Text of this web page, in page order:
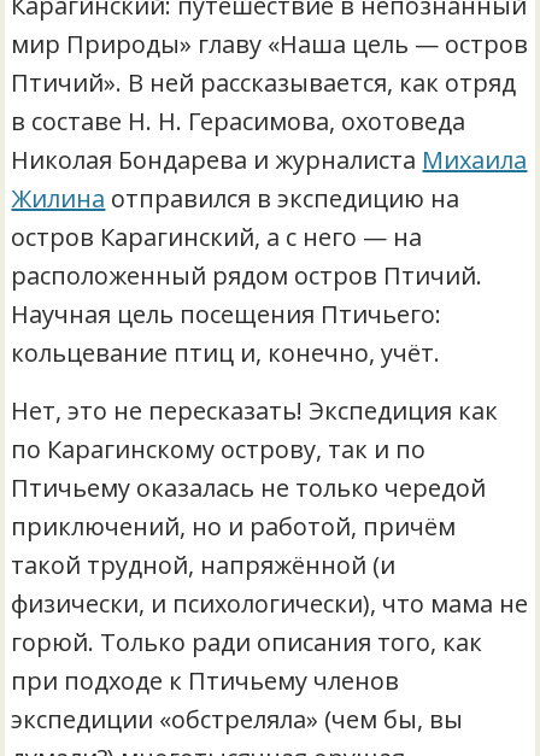
мир Природы» главу «Наша цель — остров
Птичий». В ней рассказывается, как отряд
в составе Н. Н. Герасимова, охотоведа
Николая Бондарева и журналиста Михаила
Жилина отправился в экспедицию на
остров Карагинский, а с него — на
расположенный рядом остров Птичий.
Научная цель посещения Птичьего:
кольцевание птиц и, конечно, учёт.
Нет, это не пересказать! Экспедиция как
по Карагинскому острову, так и по
Птичьему оказалась не только чередой
приключений, но и работой, причём
такой трудной, напряжённой (и
физически, и психологически), что мама не
горюй. Только ради описания того, как
при подходе к Птичьему членов
экспедиции «обстреляла» (чем бы, вы